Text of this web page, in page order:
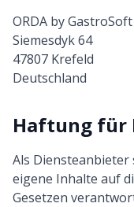
ORDA by
Siemesdyk 64
47807 Krefeld
Deutschland
Haftung für
Als Diensteanbieter
eigene Inhalte auf
Gesetzen